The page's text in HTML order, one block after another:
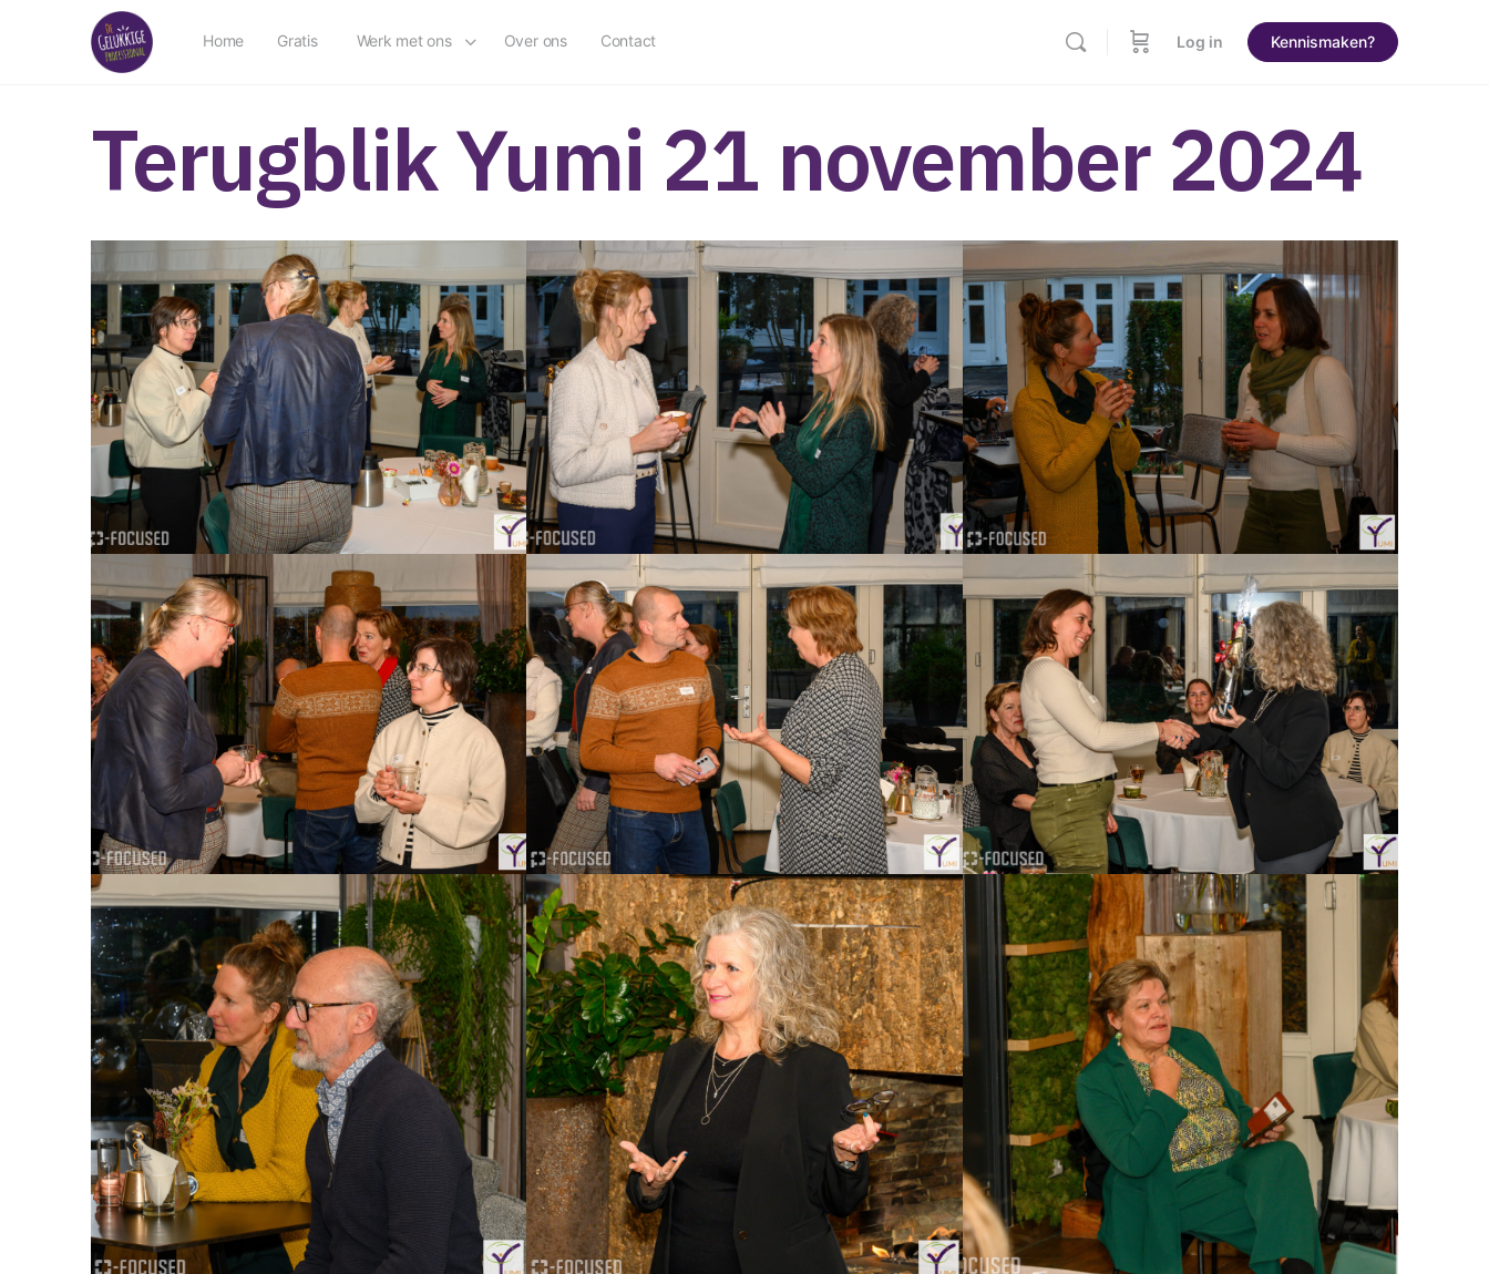
Home Gratis Werk met ons Over ons Contact Log in Kennismaken?
Terugblik Yumi 21 november 2024